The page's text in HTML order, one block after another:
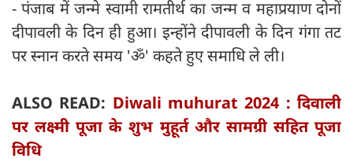
- पंजाब में जन्मे स्वामी रामतीर्थ का जन्म व महाप्रयाण दोनों
दीपावली के दिन ही हुआ। इन्होंने दीपावली के दिन गंगा तट
पर स्नान करते समय 'ॐ' कहते हुए समाधि ले ली।
ALSO READ: Diwali muhurat 2024 : दिवाली
पर लक्ष्मी पूजा के शुभ मुहूर्त और सामग्री सहित पूजा
विधि